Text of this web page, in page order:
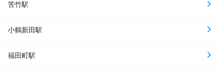
苦竹駅
小鶴新田駅
福田町駅